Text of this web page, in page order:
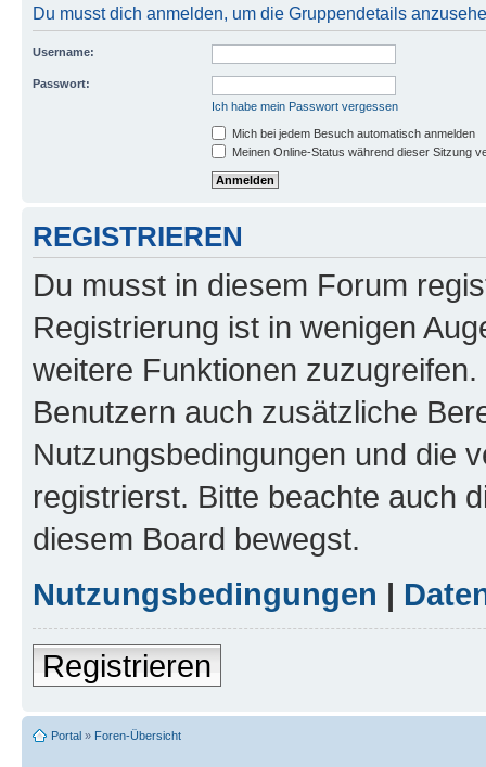
Du musst dich anmelden, um die Gruppendetails
Username:
Passwort:
Ich habe mein Passwort vergessen
Mich bei jedem Besuch automatisch anmelden
Meinen Online-Status während dieser Sitzung
REGISTRIEREN
Du musst in diesem Forum
Registrierung ist in wenigen
weitere Funktionen
Benutzern auch zusätzliche
Nutzungsbedingungen und die
registrierst. Bitte beachte auch
diesem Board bewegst.
Nutzungsbedingungen |
Registrieren
Portal » Foren-Übersicht